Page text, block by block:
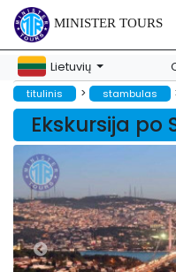
MINISTER TOURS
Lietuvių
titulinis > stambulas
Ekskursija po